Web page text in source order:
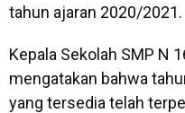
tahun ajaran 2020/2021.
Kepala Sekolah SMP N
mengatakan bahwa
yang tersedia telah